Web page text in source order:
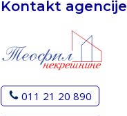
Kontakt agencije
011 21 20 890